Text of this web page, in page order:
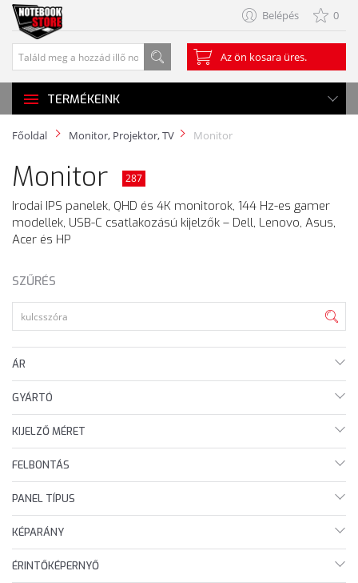
Belépés 0
Az ön kosara üres.
TERMÉKEINK
Főoldal Monitor, Projektor, TV Monitor
Monitor 287
Irodai IPS panelek, QHD és 4K monitorok, 144 Hz-es gamer
modellek, USB-C csatlakozású kijelzők – Dell, Lenovo, Asus,
Acer és HP
SZŰRÉS
ÁR
GYÁRTÓ
KIJELZŐ MÉRET
FELBONTÁS
PANEL TÍPUS
KÉPARÁNY
ÉRINTŐKÉPERNYŐ